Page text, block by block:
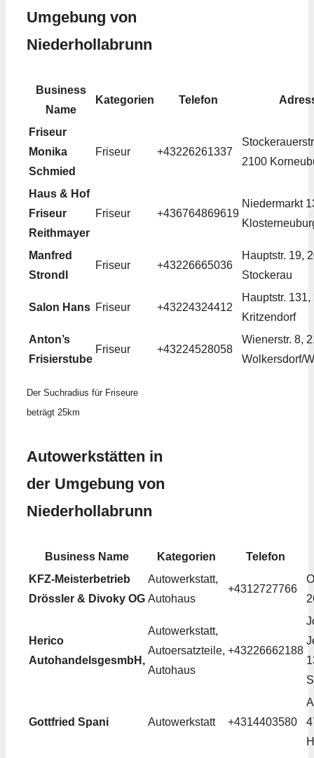
Umgebung von
Niederhollabrunn
Business
Name
Kategorien Telefon
Friseur
Monika
Schmied
Friseur +43226261337
2100
Haus & Hof
Friseur
Reithmayer
Friseur +436764869619
Niedermarkt
Manfred
Strondl
Friseur +43226665036
Hauptstr. 19,
Stockerau
Salon Hans Friseur +43224324412
Hauptstr. 131,
Kritzendorf
Anton’s
Frisierstube
Friseur +43224528058
Wienerstr. 8,
Wolkersdorf/
Der Suchradius für Friseure
beträgt 25km
Autowerkstätten in
der Umgebung von
Niederhollabrunn
Business Name Kategorien
Telefon
KFZ-Meisterbetrieb
Drössler & Divoky OG
Autowerkstatt,
Autohaus
+4312727766
Herico
AutohandelsgesmbH,
Autowerkstatt,
Autoersatzteile,
Autohaus
+43226662188
Gottfried Spani Autowerkstatt +4314403580